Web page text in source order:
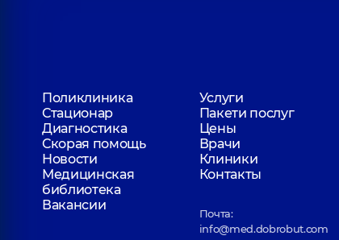
Поликлиника
Услуги
Стационар
Пакети послуг
Диагностика
Цены
Скорая помощь
Врачи
Новости
Клиники
Медицинская
библиотека
Контакты
Вакансии
Почта:
info@med.dobrobut.com